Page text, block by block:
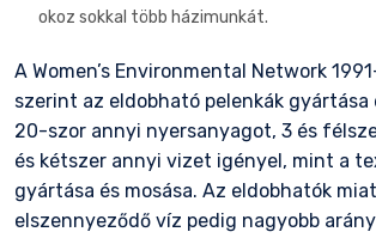
okoz sokkal több házimunkát.
A Women’s Environmental Network 1991
szerint az eldobható pelenkák gyártása
20-szor annyi nyersanyagot, 3 és
és kétszer annyi vizet igényel, mint a
gyártása és mosása. Az eldobhatók
elszennyeződő víz pedig nagyobb